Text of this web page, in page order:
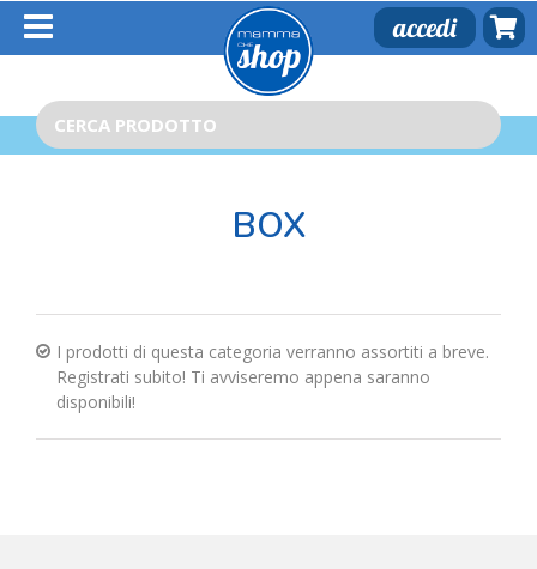
Salta
contenuto
accedi
Cerca
per:
BOX
I prodotti di questa categoria verranno assortiti a breve.
Registrati subito! Ti avviseremo appena saranno
disponibili!